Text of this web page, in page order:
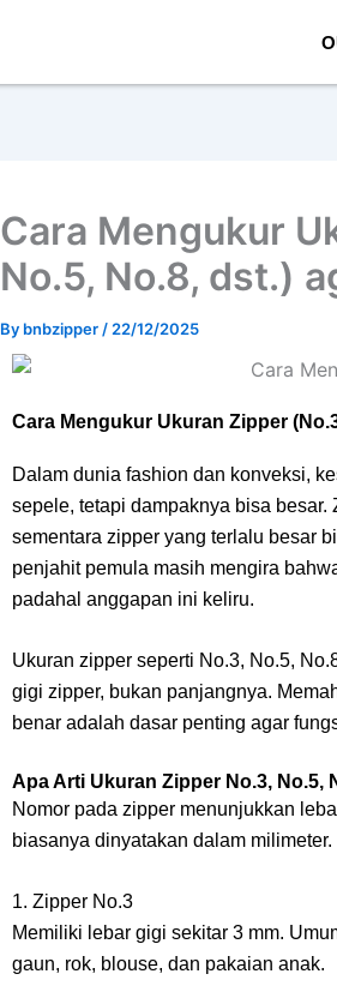
Cara Mengukur
No.5, No.8, dst.)
By bnbzipper / 22/12/2025
Cara Mengukur Ukuran Zipper
Dalam dunia fashion dan konveksi,
sepele, tetapi dampaknya bisa
sementara zipper yang terlalu besar
penjahit pemula masih mengira
padahal anggapan ini keliru.
Ukuran zipper seperti No.3, No.5,
gigi zipper, bukan panjangnya.
benar adalah dasar penting agar
Apa Arti Ukuran Zipper No.3, No.5,
Nomor pada zipper menunjukkan
biasanya dinyatakan dalam milimeter.
1. Zipper No.3
Memiliki lebar gigi sekitar 3 mm.
gaun, rok, blouse, dan pakaian anak.